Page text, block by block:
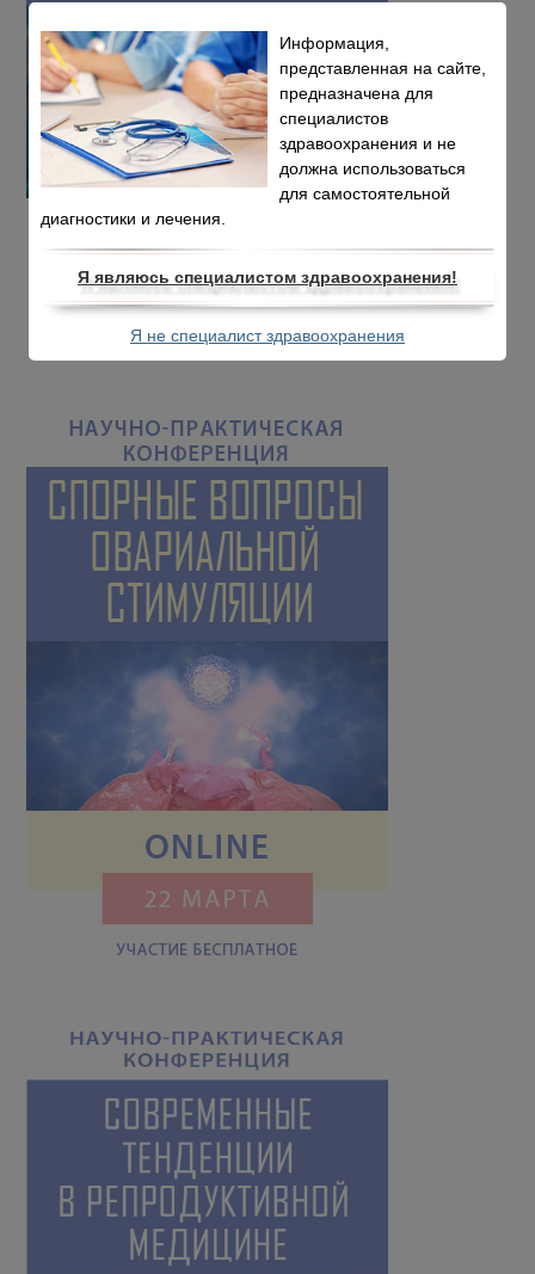
Информация,
представленная на сайте,
предназначена для
специалистов
здравоохранения и не
должна использоваться
для самостоятельной
диагностики и лечения.
Я являюсь специалистом здравоохранения!
Я не специалист здравоохранения